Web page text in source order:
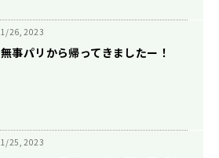
1/26, 2023
無事パリから帰ってきましたー！
1/25, 2023